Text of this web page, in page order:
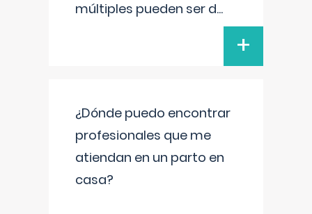
múltiples pueden ser d...
+
¿Dónde puedo encontrar
profesionales que me
atiendan en un parto en
casa?